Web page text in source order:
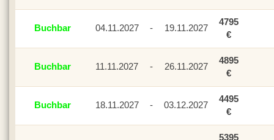
Buchbar 04.11.2027 - 19.11.2027
4795
€
Buchbar 11.11.2027 - 26.11.2027
4895
€
Buchbar 18.11.2027 - 03.12.2027
4495
€
5395